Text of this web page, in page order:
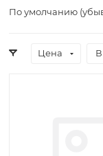
По умолчанию
Цена